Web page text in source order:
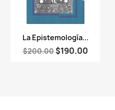
Vista rápida
La Epistemología...
$200.00 $190.00